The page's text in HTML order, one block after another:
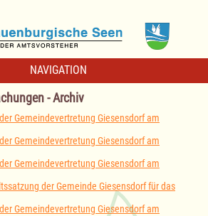
NAVIGATION
- Archiv
Gemeindevertretung Giesensdorf am
Gemeindevertretung Giesensdorf am
Gemeindevertretung Giesensdorf am
der Gemeinde Giesensdorf für das
Gemeindevertretung Giesensdorf am